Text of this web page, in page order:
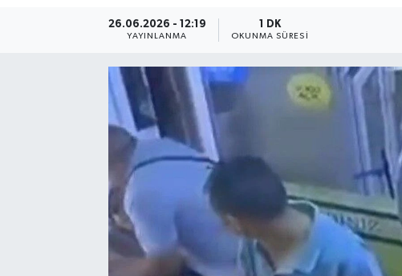
26.06.2026 - 12:19
YAYINLANMA
1 DK
OKUNMA SÜRESI